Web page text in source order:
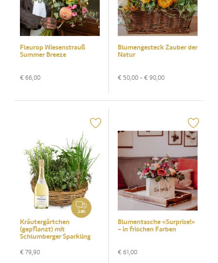
Fleurop Wiesenstrauß
Summer Breeze
€ 66,00
Blumengesteck Zauber der
Natur
€ 50,00 - € 90,00
24h
Kräutergärtchen
(gepflanzt) mit
Schlumberger Sparkling
€ 79,90
Blumentasche «Surprise!»
- in frischen Farben
€ 61,00